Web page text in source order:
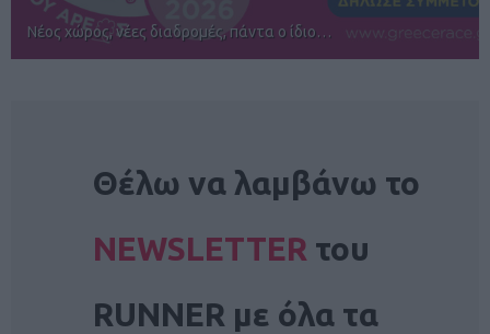
Αγώνες για όλους στην Ρόδο
Θέλω να λαμβάνω το
NEWSLETTER του
RUNNER με όλα τα